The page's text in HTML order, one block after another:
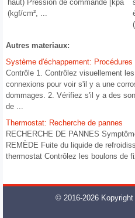
haut) Pression de commande [kpa
(kgf/cm², ...
Autres materiaux:
Système d′échappement:
Contrôle 1. Contrôlez visuellement
connexions pour voir s'il y a une
dommages. 2. Vérifiez s'il y a des
de ...
Thermostat: Recherche de pannes
RECHERCHE DE PANNES
REMÈDE Fuite du liquide de
thermostat Contrôlez les boulons de
© 2016-2026